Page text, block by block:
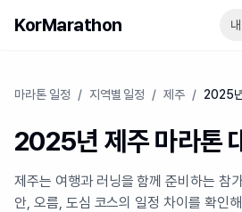
KorMarathon
마라톤 일정 / 지역별 일정 / 제주 / 2025
2025년 제주 마라톤
제주는 여행과 러닝을 함께 준비하는 참
안, 오름, 도심 코스의 일정 차이를 확인